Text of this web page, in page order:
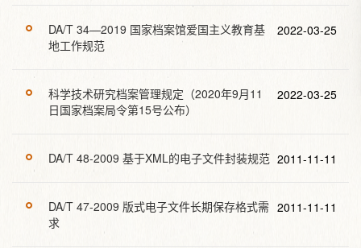
DA/T 34—2019 国家档案馆爱国主义教育基
地工作规范
2022-03-25
科学技术研究档案管理规定（2020年9月11
日国家档案局令第15号公布）
2022-03-25
DA/T 48-2009 基于XML的电子文件封装规范 2011-11-11
DA/T 47-2009 版式电子文件长期保存格式需
求
2011-11-11